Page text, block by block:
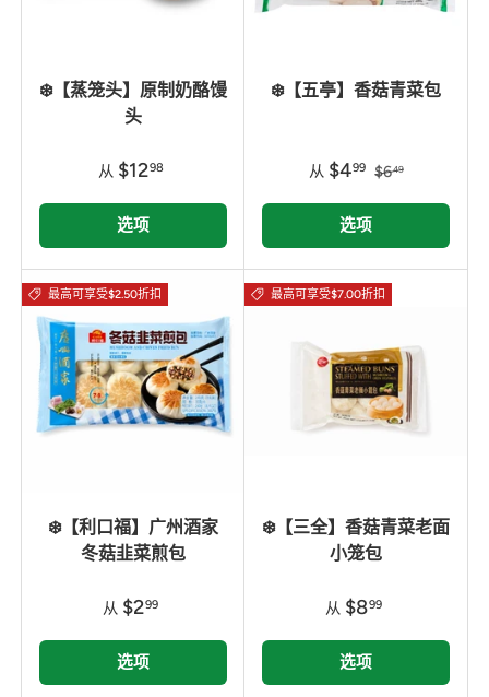
❄️【蒸笼头】原制奶酪馒
头
从 $1298
选项
❄️【五亭】香菇青菜包
从 $499 $649
选项
最高可享受$2.50折扣
❄️【利口福】广州酒家
冬菇韭菜煎包
从 $299
选项
最高可享受$7.00折扣
❄️【三全】香菇青菜老面
小笼包
从 $899
选项